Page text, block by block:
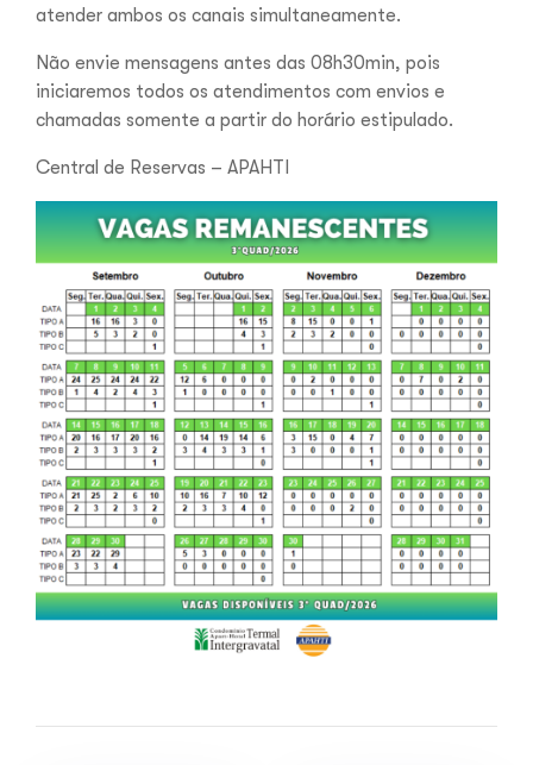
atender ambos os canais simultaneamente.
Não envie mensagens antes das 08h30min, pois
iniciaremos todos os atendimentos com envios e
chamadas somente a partir do horário estipulado.
Central de Reservas – APAHTI